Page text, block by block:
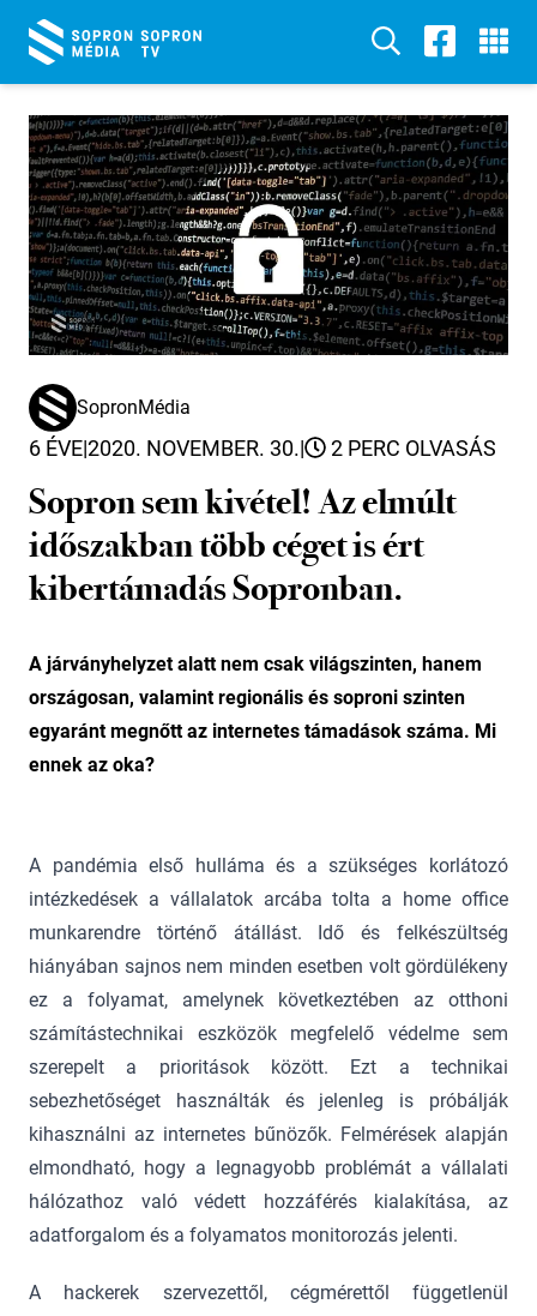
SopronMédia
6 ÉVE|2020. NOVEMBER. 30.| 2 PERC OLVASÁS
Sopron sem kivétel! Az elmúlt
időszakban több céget is ért
kibertámadás Sopronban.
A járványhelyzet alatt nem csak világszinten, hanem
országosan, valamint regionális és soproni szinten
egyaránt megnőtt az internetes támadások száma. Mi
ennek az oka?
A pandémia első hulláma és a szükséges korlátozó
intézkedések a vállalatok arcába tolta a home office
munkarendre történő átállást. Idő és felkészültség
hiányában sajnos nem minden esetben volt gördülékeny
ez a folyamat, amelynek következtében az otthoni
számítástechnikai eszközök megfelelő védelme sem
szerepelt a prioritások között. Ezt a technikai
sebezhetőséget használták és jelenleg is próbálják
kihasználni az internetes bűnözők. Felmérések alapján
elmondható, hogy a legnagyobb problémát a vállalati
hálózathoz való védett hozzáférés kialakítása, az
adatforgalom és a folyamatos monitorozás jelenti.
A hackerek szervezettől, cégmérettől függetlenül